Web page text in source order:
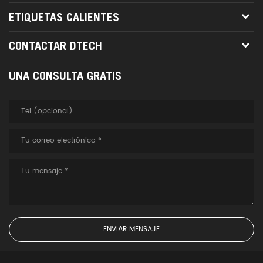
transmisión de datos de alta
velocidad Como conductor
importante para la transmisión
ETIQUETAS CALIENTES
CONTACTAR DTECH
UNA CONSULTA GRATIS